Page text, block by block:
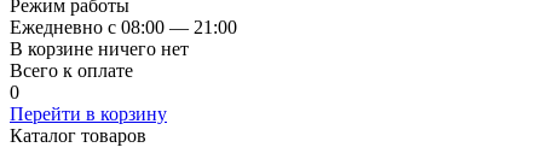
Режим работы
Ежедневно с 08:00 — 21:00
В корзине ничего нет
Всего к оплате
0
Перейти в корзину
Каталог товаров